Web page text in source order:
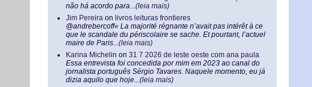
não há acordo para...(leia mais)
Jim Pereira on livros leituras frontieres
@andrebercoff« La majorité régnante n’avait pas intérêt à ce
que le scandale du périscolaire se sache. Et pourtant, l’actuel
maire de Paris...(leia mais)
Karina Michelin on 31 7 2026 de leste oeste com ana paula
Essa entrevista foi concedida por mim em 2023 ao canal do
jornalista português Sérgio Tavares. Naquele momento, eu já
dizia aquilo que hoje...(leia mais)